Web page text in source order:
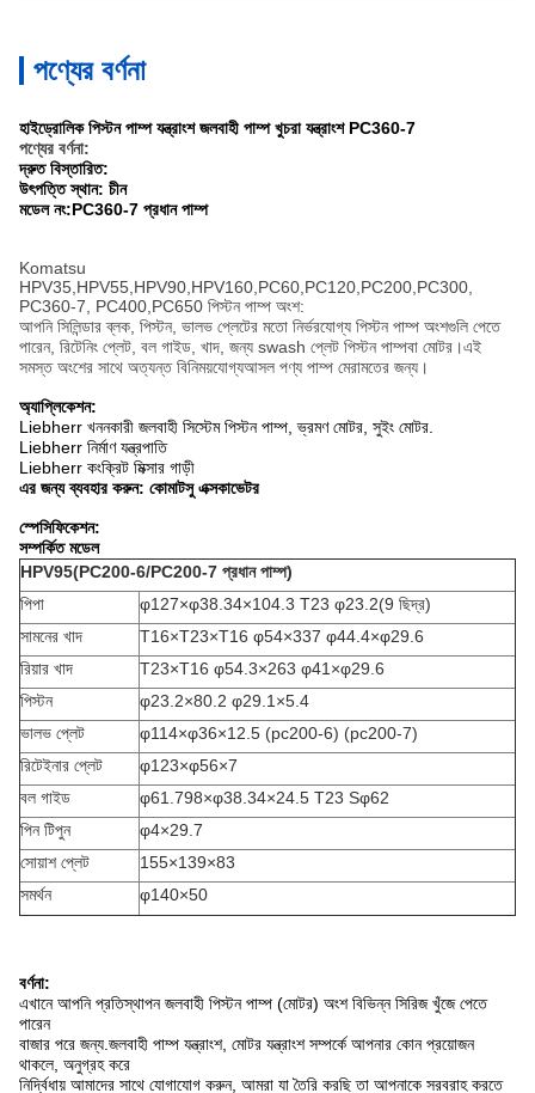
পণ্যের বর্ণনা
হাইড্রোলিক পিস্টন পাম্প যন্ত্রাংশ জলবাহী পাম্প খুচরা যন্ত্রাংশ PC360-7
পণ্যের বর্ণনা:
দ্রুত বিস্তারিত:
উৎপত্তি স্থান: চীন
মডেল নং:PC360-7 প্রধান পাম্প
Komatsu
HPV35,HPV55,HPV90,HPV160,PC60,PC120,PC200,PC300,
PC360-7, PC400,PC650 পিস্টন পাম্প অংশ:
আপনি সিলিন্ডার ব্লক, পিস্টন, ভালভ প্লেটের মতো নির্ভরযোগ্য পিস্টন পাম্প অংশগুলি পেতে
পারেন, রিটেনিং প্লেট বল গাইড , খাদ, জন্য swash প্লেট পিস্টন পাম্পবা মোটর।এই
সমস্ত অংশের সাথে অত্যন্ত বিনিময়যোগ্যআসল পণ্য পাম্প মেরামতের জন্য।
অ্যাপ্লিকেশন:
Liebherr খননকারী জলবাহী সিস্টেম পিস্টন পাম্প, ভ্রমণ মোটর, সুইং মোটর.
Liebherr নির্মাণ যন্ত্রপাতি
Liebherr কংক্রিট মিক্সার গাড়ী
এর জন্য ব্যবহার করুন: কোমাটসু এক্সকাভেটর
স্পেসিফিকেশন:
সম্পর্কিত মডেল
HPV95(PC200-6/PC200-7 প্রধান পাম্প)
পিপা
φ127×φ38.34×104.3 T23 φ23.2(9 ছিদ্র)
সামনের খাদ
T16×T23×T16 φ54×337 φ44.4×φ29.6
রিয়ার খাদ
T23×T16 φ54.3×263 φ41×φ29.6
পিস্টন
φ23.2×80.2 φ29.1×5.4
ভালভ প্লেট
φ114×φ36×12.5 (pc200-6) (pc200-7)
রিটেইনার প্লেট
φ123×φ56×7
বল গাইড
φ61.798×φ38.34×24.5 T23 Sφ62
পিন টিপুন
φ4×29.7
সোয়াশ প্লেট
155×139×83
সমর্থন
φ140×50
বর্ণনা:
এখানে আপনি প্রতিস্থাপন জলবাহী পিস্টন পাম্প (মোটর) অংশ বিভিন্ন সিরিজ খুঁজে পেতে
পারেন
বাজার পরে জন্য.জলবাহী পাম্প যন্ত্রাংশ, মোটর যন্ত্রাংশ সম্পর্কে আপনার কোন প্রয়োজন
থাকলে, অনুগ্রহ করে
নির্দ্বিধায় আমাদের সাথে যোগাযোগ করুন, আমরা যা তৈরি করছি তা আপনাকে সরবরাহ করতে